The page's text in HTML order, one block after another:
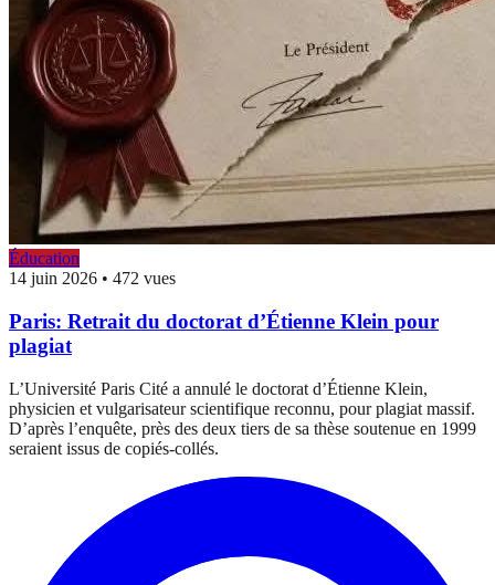
Éducation
14 juin 2026 • 472 vues
Paris: Retrait du doctorat d’Étienne Klein pour
plagiat
L’Université Paris Cité a annulé le doctorat d’Étienne Klein,
physicien et vulgarisateur scientifique reconnu, pour plagiat massif.
D’après l’enquête, près des deux tiers de sa thèse soutenue en 1999
seraient issus de copiés-collés.